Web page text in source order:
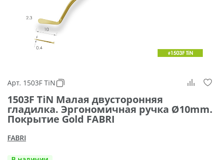
Арт. 1503F TiN
1503F TiN Малая двусторонняя
гладилка. Эргономичная ручка Ø10mm.
Покрытие Gold FABRI
FABRI